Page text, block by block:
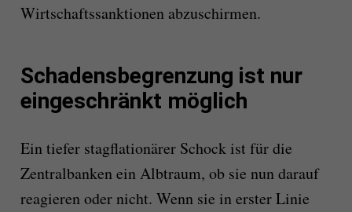
Wirtschaftssanktionen abzuschirmen.
Schadensbegrenzung ist nur
eingeschränkt möglich
Ein tiefer stagflationärer Schock ist für die
Zentralbanken ein Albtraum, ob sie nun darauf
reagieren oder nicht. Wenn sie in erster Linie